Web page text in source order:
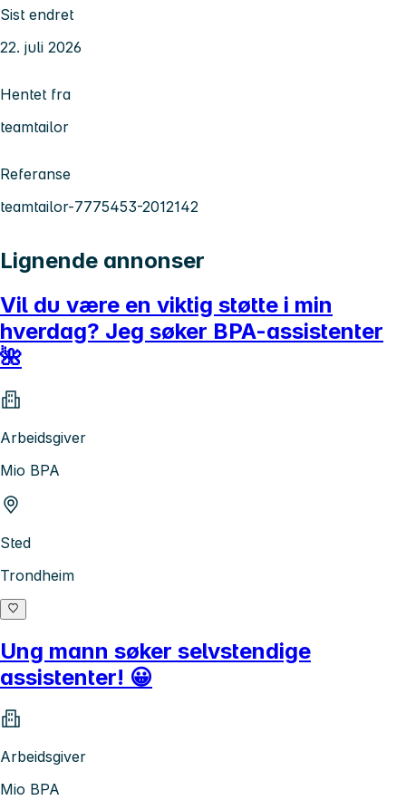
Sist endret
22. juli 2026
Hentet fra
teamtailor
Referanse
teamtailor-7775453-2012142
Lignende annonser
Vil du være en viktig støtte i min
hverdag? Jeg søker BPA-assistenter
🌺
Arbeidsgiver
Mio BPA
Sted
Trondheim
Ung mann søker selvstendige
assistenter! 😀
Arbeidsgiver
Mio BPA